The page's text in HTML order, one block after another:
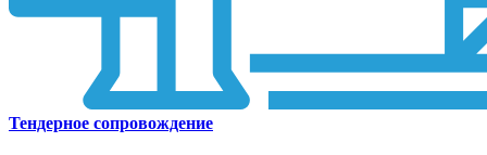
Тендерное сопровождение